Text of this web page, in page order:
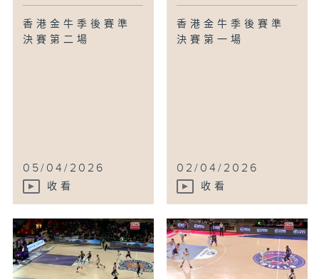
香港金牛季後賽準
決賽第二場
05/04/2026
收看
香港金牛季後賽準
決賽第一場
02/04/2026
收看